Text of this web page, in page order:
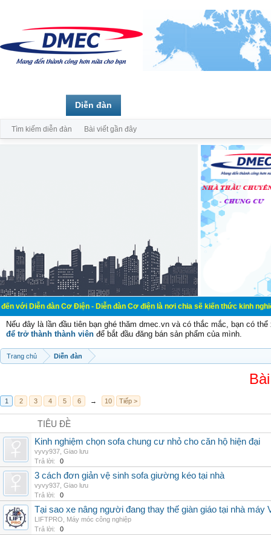
đàn Cơ Điện - Diễn đàn Cơ điện là nơi chia sẽ kiến thức kinh nghiệm
Nếu đây là lần đầu tiên bạn ghé thăm dmec.vn và có thắc mắc, bạn có
để trở thành thành viên để bắt đầu đăng bán sản phẩm của mình.
Trang chủ Diễn đàn
1 2 3 4 5 6 → 10 Tiếp >
TIÊU ĐỀ
Kinh nghiệm chọn sofa chung cư nhỏ cho căn hộ hiện đại
vyvy937 Giao lưu
Trả lời:
0
3 cách đơn giản vệ sinh sofa giường kéo tại nhà
vyvy937 Giao lưu
Trả lời:
0
Tại sao xe nâng người đang thay thế giàn giáo tại nhà máy
LIFTPRO
Máy móc công nghiệp
Trả lời:
0
Diễn đàn
Tìm kiếm diễn đàn Bài viết gần đây